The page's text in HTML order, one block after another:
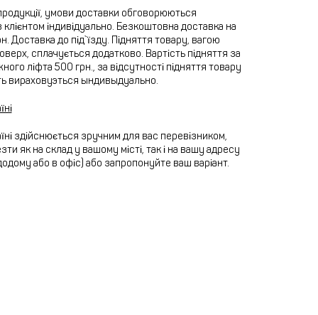
умови доставки обговорюються
індивідуально. Безкоштовна доставка на
Доставка до під`їзду. Підняття товару, вагою
сплачується додатково. Вартість підняття за
ліфта 500 грн., за відсутності підняття товару
вираховуэться ындивыдуально.
здійснюється зручним для вас перевізником,
як на склад у вашому місті, так і на вашу адресу
або в офіс) або запропонуйте ваш варіант.